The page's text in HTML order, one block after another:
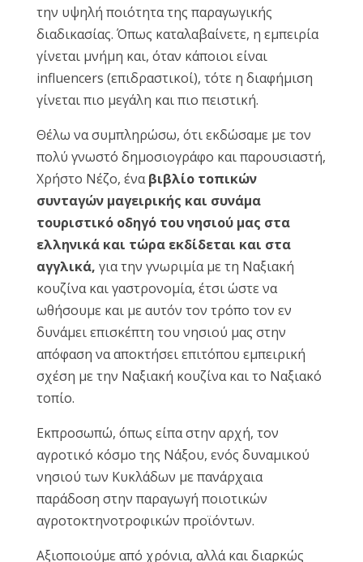
την υψηλή ποιότητα της παραγωγικής
διαδικασίας. Όπως καταλαβαίνετε, η εμπειρία
γίνεται μνήμη και, όταν κάποιοι είναι
influencers (επιδραστικoί), τότε η διαφήμιση
γίνεται πιο μεγάλη και πιο πειστική.
Θέλω να συμπληρώσω, ότι εκδώσαμε με τον
πολύ γνωστό δημοσιογράφο και παρουσιαστή,
Χρήστο Νέζο, έναβιβλίο τοπικών
συνταγών μαγειρικής και συνάμα
τουριστικό οδηγό του νησιού μας στα
ελληνικά και τώρα εκδίδεται και στα
αγγλικά, για την γνωριμία με τη Ναξιακή
κουζίνα και γαστρονομία, έτσι ώστε να
ωθήσουμε και με αυτόν τον τρόπο τον εν
δυνάμει επισκέπτη του νησιού μας στην
απόφαση να αποκτήσει επιτόπου εμπειρική
σχέση με την Ναξιακή κουζίνα και το Ναξιακό
τοπίο.
Εκπροσωπώ, όπως είπα στην αρχή, τον
αγροτικό κόσμο της Νάξου, ενός δυναμικού
νησιού των Κυκλάδων με πανάρχαια
παράδοση στην παραγωγή ποιοτικών
αγροτοκτηνοτροφικών προϊόντων.
Αξιοποιούμε από χρόνια, αλλά και διαρκώς